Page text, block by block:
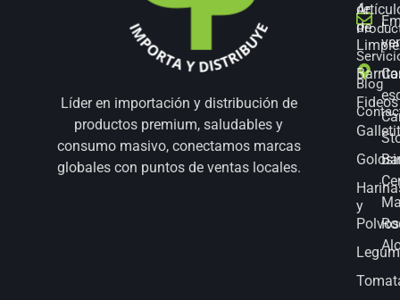
Líder en importación y distribución de
productos premium, saludables y
consumo masivo, conectamos marcas
globales con puntos de ventas locales.
de
Fideos
y
Polvos
de
Blog